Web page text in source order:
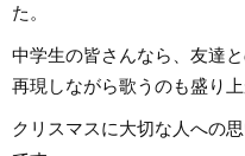
た。
中学生の皆さんなら、友達
再現しながら歌うのも盛り上
クリスマスに大切な人への